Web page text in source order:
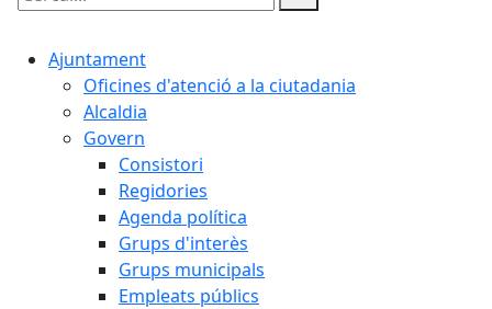
Cercar:
Ajuntament
Oficines d'atenció a la ciutadania
Alcaldia
Govern
Consistori
Regidories
Agenda política
Grups d'interès
Grups municipals
Empleats públics